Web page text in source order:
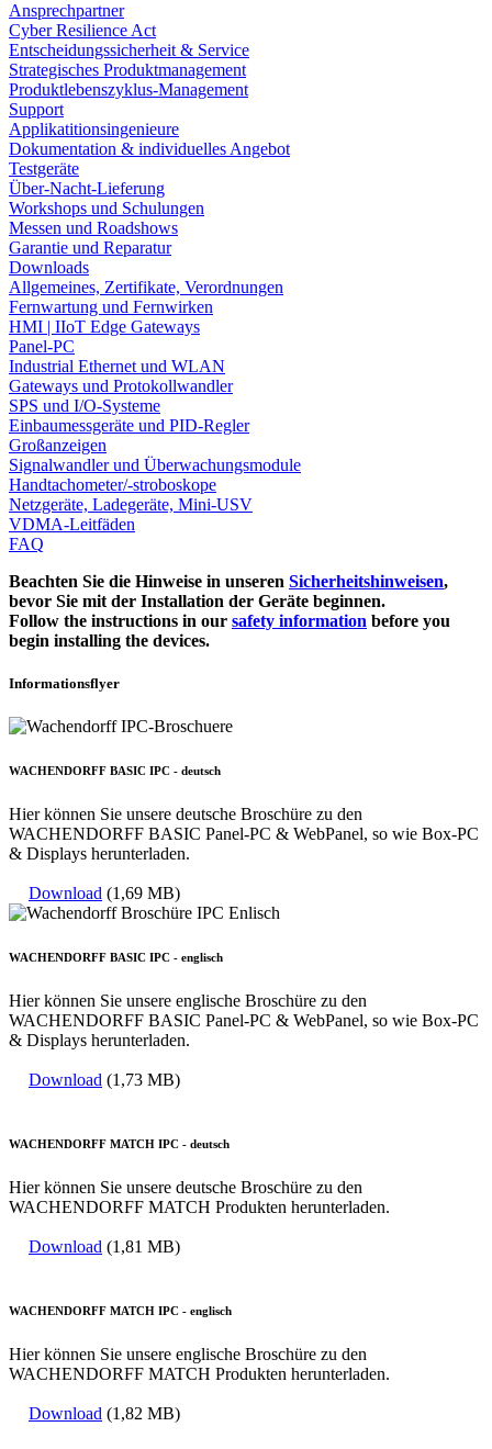
Ansprechpartner
Cyber Resilience Act
Entscheidungssicherheit & Service
Strategisches Produktmanagement
Produktlebenszyklus-Management
Support
Applikatitionsingenieure
Dokumentation & individuelles Angebot
Testgeräte
Über-Nacht-Lieferung
Workshops und Schulungen
Messen und Roadshows
Garantie und Reparatur
Downloads
Allgemeines, Zertifikate, Verordnungen
Fernwartung und Fernwirken
HMI | IIoT Edge Gateways
Panel-PC
Industrial Ethernet und WLAN
Gateways und Protokollwandler
SPS und I/O-Systeme
Einbaumessgeräte und PID-Regler
Großanzeigen
Signalwandler und Überwachungsmodule
Handtachometer/-stroboskope
Netzgeräte, Ladegeräte, Mini-USV
VDMA-Leitfäden
FAQ
Beachten Sie die Hinweise in unseren Sicherheitshinweisen,
bevor Sie mit der Installation der Geräte beginnen.
Follow the instructions in our safety information before you
begin installing the devices.
Informationsflyer
WACHENDORFF BASIC IPC - deutsch
Hier können Sie unsere deutsche Broschüre zu den
WACHENDORFF BASIC Panel-PC & WebPanel, so wie Box-PC
& Displays herunterladen.
Download (1,69 MB)
WACHENDORFF BASIC IPC - englisch
Hier können Sie unsere englische Broschüre zu den
WACHENDORFF BASIC Panel-PC & WebPanel, so wie Box-PC
& Displays herunterladen.
Download (1,73 MB)
WACHENDORFF MATCH IPC - deutsch
Hier können Sie unsere deutsche Broschüre zu den
WACHENDORFF MATCH Produkten herunterladen.
Download (1,81 MB)
WACHENDORFF MATCH IPC - englisch
Hier können Sie unsere englische Broschüre zu den
WACHENDORFF MATCH Produkten herunterladen.
Download (1,82 MB)